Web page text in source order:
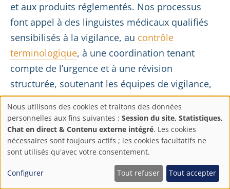
et aux produits réglementés. Nos processus
font appel à des linguistes médicaux qualifiés
sensibilisés à la vigilance, au contrôle
terminologique, à une coordination tenant
compte de l’urgence et à une révision
structurée, soutenant les équipes de vigilance,
de QARA et de rappel qui gèrent des avis de
sécurité, des lettres de FSCA, des
communications de rappel et des contenus
destinés aux autorités sur différents marchés.
Pour la traduction par IA contrôlée,aiHubLink
Paramètres
de
confidentialité
Nous utilisons des cookies et traitons des données
personnelles aux fins suivantes : Session du site, Statistiques,
Chat en direct & Contenu externe intégré. Les cookies
nécessaires sont toujours actifs ; les cookies facultatifs ne
sont utilisés qu'avec votre consentement.
Configurer Tout refuser Tout accepter